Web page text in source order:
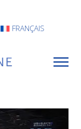
FRANÇAIS